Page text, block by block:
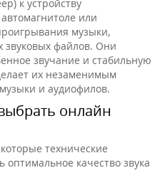
к устройству
или
музыки,
звуковых файлов. Они
звучание и стабильную
их незаменимым
и аудиофилов.
онлайн
технические
качество звука